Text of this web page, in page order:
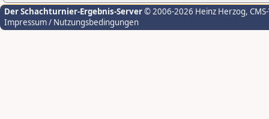
Der Schachturnier-Ergebnis-Server© 2006-2026 Heinz Herzog,
Impressum / Nutzungsbedingungen